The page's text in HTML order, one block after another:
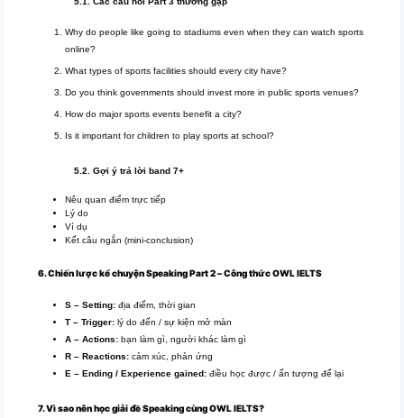
Why do people like going to stadiums even when they can watch sports
online?
What types of sports facilities should every city have?
Do you think governments should invest more in public sports venues?
How do major sports events benefit a city?
Is it important for children to play sports at school?
5.2. Gợi ý trả lời band 7+
Nêu quan điểm trực tiếp
Lý do
Ví dụ
Kết câu ngắn (mini-conclusion)
6. Chiến lược kể chuyện Speaking Part 2 – Công thức OWL IELTS
S – Setting: địa điểm, thời gian
T – Trigger: lý do đến / sự kiện mở màn
A – Actions: bạn làm gì, người khác làm gì
R – Reactions: cảm xúc, phản ứng
E – Ending / Experience gained: điều học được / ấn tượng để lại
7. Vì sao nên học giải đề Speaking cùng OWLIELTS?